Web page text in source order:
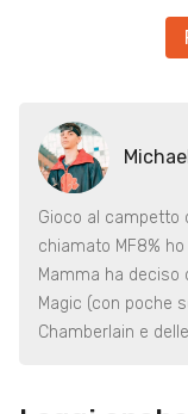
Gioco al campetto
chiamato MF8%
Mamma ha
Magic (con poche
Chamberlain e